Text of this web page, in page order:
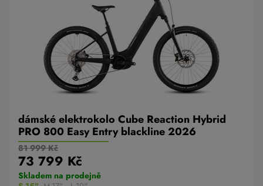
dámské elektrokolo Cube Reaction Hybrid
PRO 800 Easy Entry blackline 2026
81 999 Kč
73 799 Kč
Skladem na prodejně